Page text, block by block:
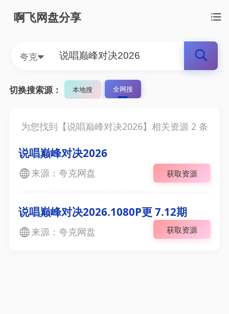
啊飞网盘分享
夸克
切换搜索源： 本地搜 全网搜
为您找到【说唱巅峰对决2026】相关资源 2 条
说唱巅峰对决2026
来源：夸克网盘 获取资源
说唱巅峰对决2026.1080P更 7.12期
来源：夸克网盘 获取资源